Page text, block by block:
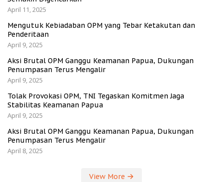
April 11, 2025
Mengutuk Kebiadaban OPM yang Tebar Ketakutan dan
Penderitaan
April 9, 2025
Aksi Brutal OPM Ganggu Keamanan Papua, Dukungan
Penumpasan Terus Mengalir
April 9, 2025
Tolak Provokasi OPM, TNI Tegaskan Komitmen Jaga
Stabilitas Keamanan Papua
April 9, 2025
Aksi Brutal OPM Ganggu Keamanan Papua, Dukungan
Penumpasan Terus Mengalir
April 8, 2025
View More